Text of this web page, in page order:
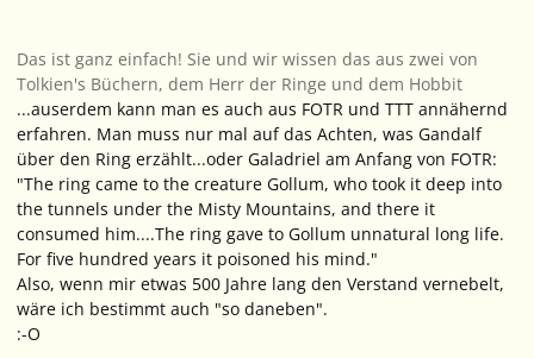
Das ist ganz einfach! Sie und wir wissen das aus zwei von
Tolkien's Büchern, dem Herr der Ringe und dem Hobbit
...auserdem kann man es auch aus FOTR und TTT annähernd
erfahren. Man muss nur mal auf das Achten, was Gandalf
über den Ring erzählt...oder Galadriel am Anfang von FOTR:
"The ring came to the creature Gollum, who took it deep into
the tunnels under the Misty Mountains, and there it
consumed him....The ring gave to Gollum unnatural long life.
For five hundred years it poisoned his mind."
Also, wenn mir etwas 500 Jahre lang den Verstand vernebelt,
wäre ich bestimmt auch "so daneben".
:-O